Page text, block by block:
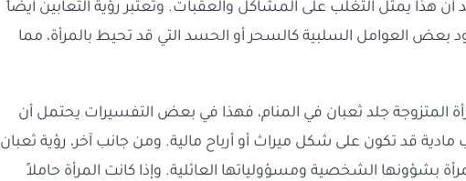
هذا يمثل التغلب على المشاكل والعقبات. وتعتبر رؤية الثعابين أيضاً
بعض العوامل السلبية كالسحر أو الحسد التي قد تحيط بالمرأة، مما
المتزوجة جلد ثعبان في المنام، فهذا في بعض التفسيرات يحتمل أن
قد تكون على شكل ميراث أو أرباح مالية. ومن جانب آخر، رؤية ثعبان
بشؤونها الشخصية ومسؤولياتها العائلية. وإذا كانت المرأة حاملاً